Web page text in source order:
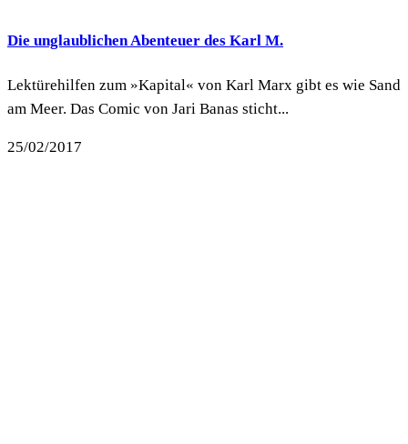
Die unglaublichen Abenteuer des Karl M.
Lektürehilfen zum »Kapital« von Karl Marx gibt es wie Sand
am Meer. Das Comic von Jari Banas sticht...
25/02/2017